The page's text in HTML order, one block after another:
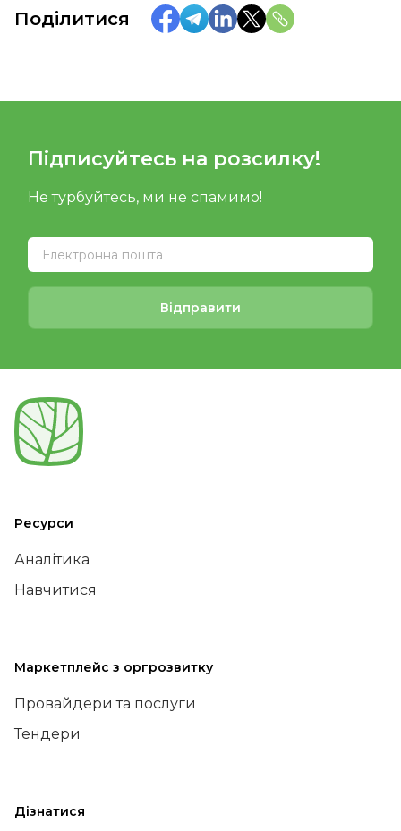
Поділитися
Підписуйтесь на розсилку!
Не турбуйтесь, ми не спамимо!
Відправити
Ресурси
Аналітика
Навчитися
Маркетплейс з оргрозвитку
Провайдери та послуги
Тендери
Дізнатися